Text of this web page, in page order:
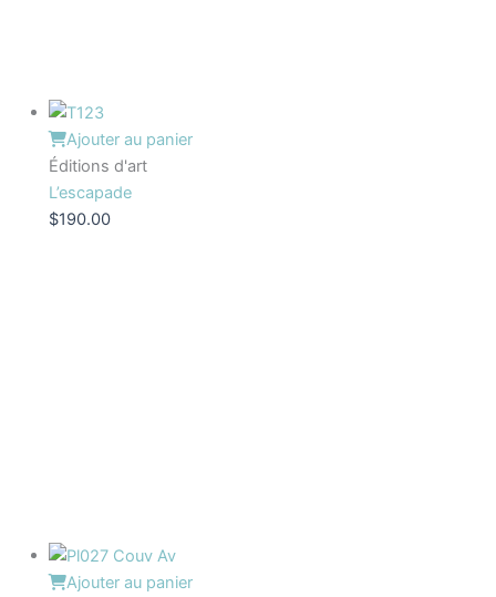
Ajouter au panier
Éditions d'art
L’escapade
$190.00
Ajouter au panier